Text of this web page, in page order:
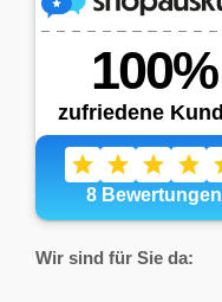
Wir sind für Sie da: